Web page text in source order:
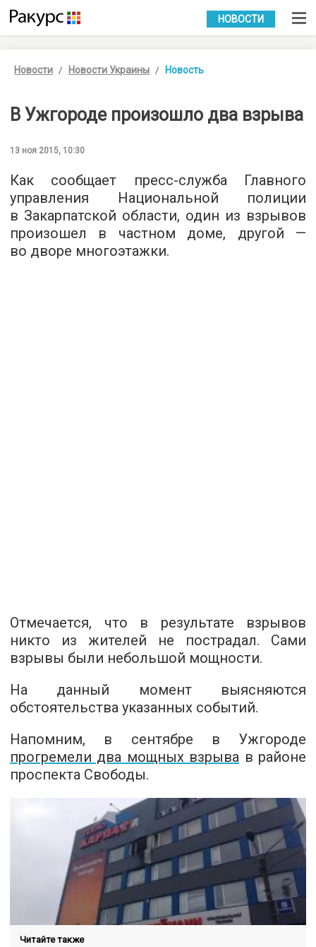
УКР РУС
НОВОСТИ
Новости Новости Украины Новость
В Ужгороде произошло два взрыва
13 ноя 2015, 10:30
Как сообщает пресс-службаГлавного
управления Национальной полиции
в Закарпатской области, один из взрывов
произошел в частном доме, другой —
во дворе многоэтажки.
Отмечается, что в результате взрывов
никто из жителей не пострадал. Сами
взрывы были небольшой мощности.
На данный момент выясняются
обстоятельства указанных событий.
Напомним, в сентябре в Ужгороде
прогремели два мощных взрыва в районе
проспекта Свободы.
Читайте также